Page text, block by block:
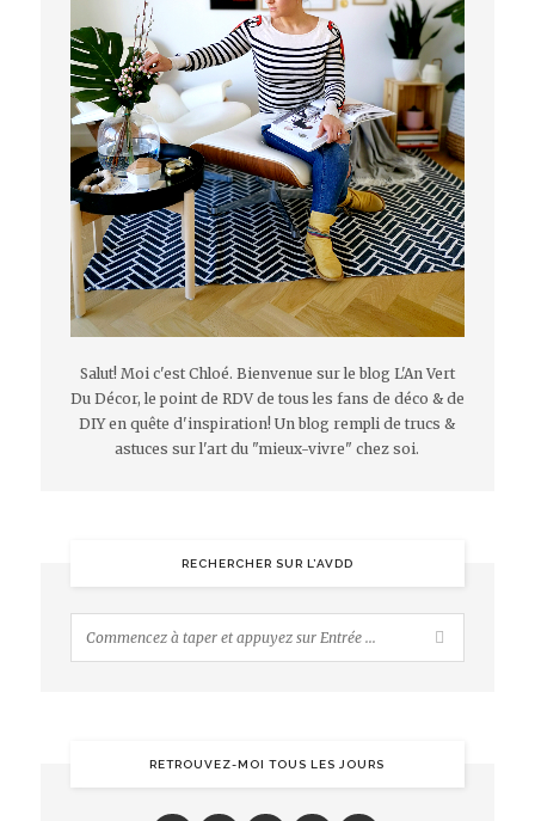
Salut! Moi c'est Chloé. Bienvenue sur le blog L'An Vert
Du Décor, le point de RDV de tous les fans de déco & de
DIY en quête d'inspiration! Un blog rempli de trucs &
astuces sur l'art du "mieux-vivre" chez soi.
RECHERCHER SUR L’AVDD
RETROUVEZ-MOI TOUS LES JOURS